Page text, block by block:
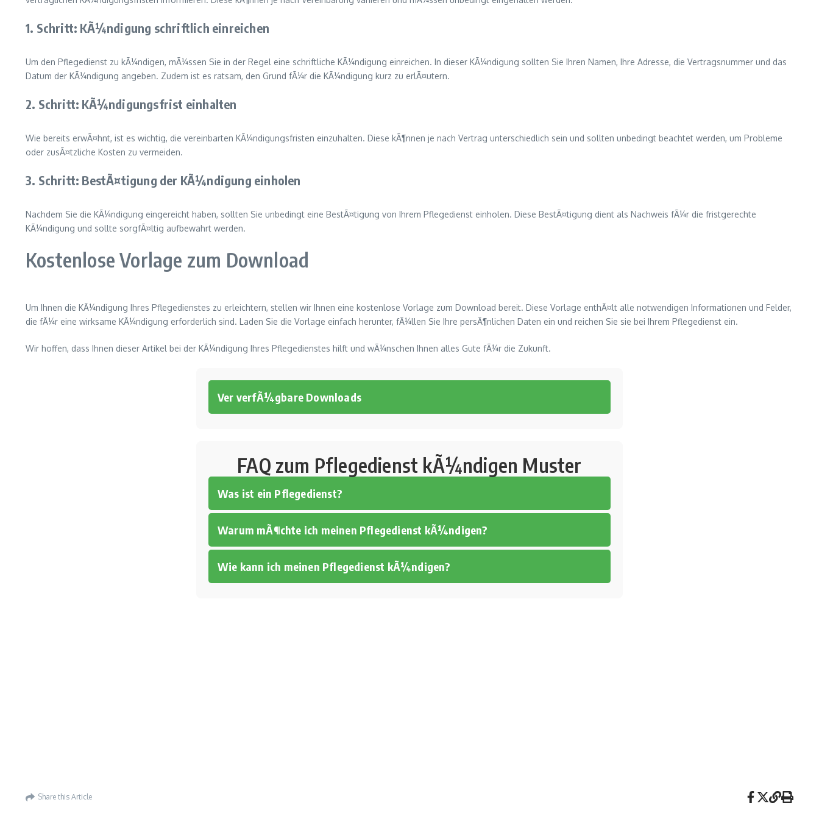
1. Schritt: KÃ¼ndigung schriftlich einreichen
Um den Pflegedienst zu kÃ¼ndigen, mÃ¼ssen Sie in der Regel eine schriftliche KÃ¼ndigung einreichen. In dieser KÃ¼ndigung sollten Sie Ihren Namen, Ihre Adresse, die Vertragsnummer und das
Datum der KÃ¼ndigung angeben. Zudem ist es ratsam, den Grund fÃ¼r die KÃ¼ndigung kurz zu erlÃ¤utern.
2. Schritt: KÃ¼ndigungsfrist einhalten
Wie bereits erwÃ¤hnt, ist es wichtig, die vereinbarten KÃ¼ndigungsfristen einzuhalten. Diese kÃ¶nnen je nach Vertrag unterschiedlich sein und sollten unbedingt beachtet werden, um Probleme
oder zusÃ¤tzliche Kosten zu vermeiden.
3. Schritt: BestÃ¤tigung der KÃ¼ndigung einholen
Nachdem Sie die KÃ¼ndigung eingereicht haben, sollten Sie unbedingt eine BestÃ¤tigung von Ihrem Pflegedienst einholen. Diese BestÃ¤tigung dient als Nachweis fÃ¼r die fristgerechte
KÃ¼ndigung und sollte sorgfÃ¤ltig aufbewahrt werden.
Kostenlose Vorlage zum Download
Um Ihnen die KÃ¼ndigung Ihres Pflegedienstes zu erleichtern, stellen wir Ihnen eine kostenlose Vorlage zum Download bereit. Diese Vorlage enthÃ¤lt alle notwendigen Informationen und Felder,
die fÃ¼r eine wirksame KÃ¼ndigung erforderlich sind. Laden Sie die Vorlage einfach herunter, fÃ¼llen Sie Ihre persÃ¶nlichen Daten ein und reichen Sie sie bei Ihrem Pflegedienst ein.
Wir hoffen, dass Ihnen dieser Artikel bei der KÃ¼ndigung Ihres Pflegedienstes hilft und wÃ¼nschen Ihnen alles Gute fÃ¼r die Zukunft.
Ver verfÃ¼gbare Downloads
FAQ zum Pflegedienst kÃ¼ndigen Muster
Was ist ein Pflegedienst?
Warum mÃ¶chte ich meinen Pflegedienst kÃ¼ndigen?
Wie kann ich meinen Pflegedienst kÃ¼ndigen?
Share this Article